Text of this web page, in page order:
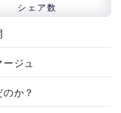
シェア数
ジュ
のか？